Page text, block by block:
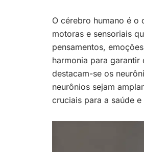
O cérebro humano é
motoras e sensoriais
pensamentos,
harmonia para
destacam-se os
neurônios sejam
cruciais para a saúde